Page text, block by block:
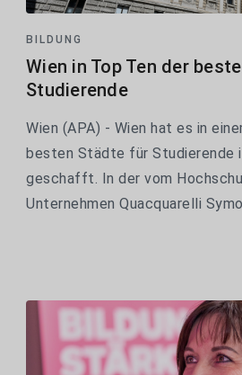
BILDUNG
Wien in Top Ten der
Studierende
Wien (APA) - Wien hat es in
besten Städte für Studierende
geschafft. In der vom
Unternehmen Quacquarelli
und punktet vor allem im